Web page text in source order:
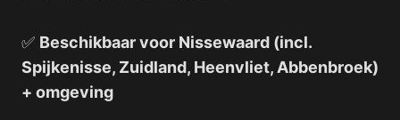
✅ Beschikbaar voor Nissewaard (incl.
Spijkenisse, Zuidland, Heenvliet, Abbenbroek)
+ omgeving